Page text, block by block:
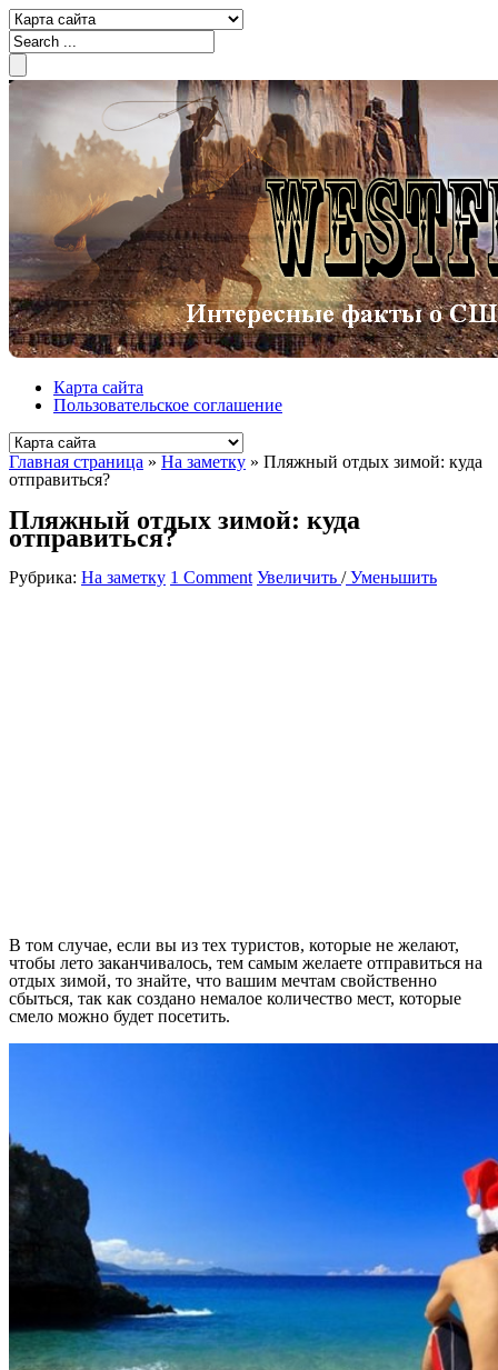
Карта сайта
Пользовательское соглашение
Главная страница » На заметку » Пляжный отдых зимой: куда
отправиться?
Пляжный отдых зимой: куда
отправиться?
Рубрика: На заметку 1 Comment Увеличить /Уменьшить
В том случае, если вы из тех туристов, которые не желают,
чтобы лето заканчивалось, тем самым желаете отправиться на
отдых зимой, то знайте, что вашим мечтам свойственно
сбыться, так как создано немалое количество мест, которые
смело можно будет посетить.